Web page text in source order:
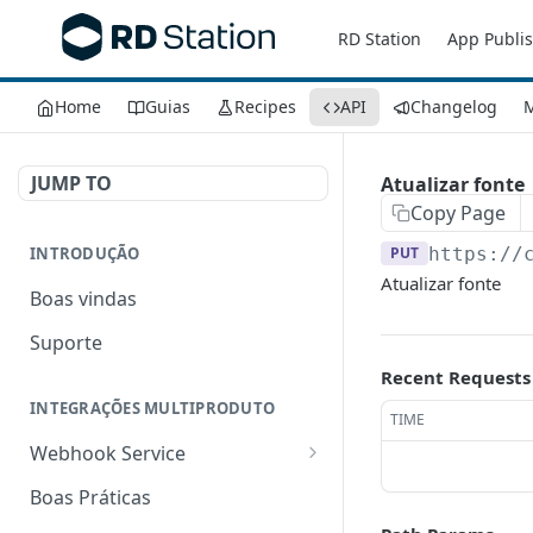
RD Station App
Home Guias Recipes API Changelog
JUMP TO
INTRODUÇÃO
Boas vindas
Suporte
INTEGRAÇÕES MULTIPRODUTO
Webhook Service
Criar um webhook
Boas Práticas
Atualizar fonte
Copy Page
PUT https://
Atualizar fonte
Recent Requests
TIME